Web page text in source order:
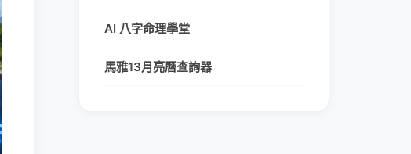
AI 八字命理學堂
馬雅13月亮曆查詢器